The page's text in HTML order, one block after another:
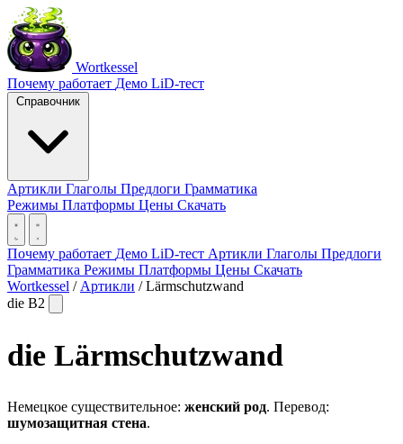
Wortkessel
Почему работает Демо LiD-тест
Справочник
Артикли Глаголы Предлоги Грамматика
Режимы Платформы Цены Скачать
Почему работает Демо LiD-тест Артикли Глаголы Предлоги
Грамматика Режимы Платформы Цены Скачать
Wortkessel / Артикли / Lärmschutzwand
die B2
die Lärmschutzwand
Немецкое существительное: женский род. Перевод:
шумозащитная стена.